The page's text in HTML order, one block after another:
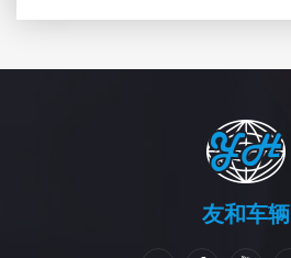
友和车辆